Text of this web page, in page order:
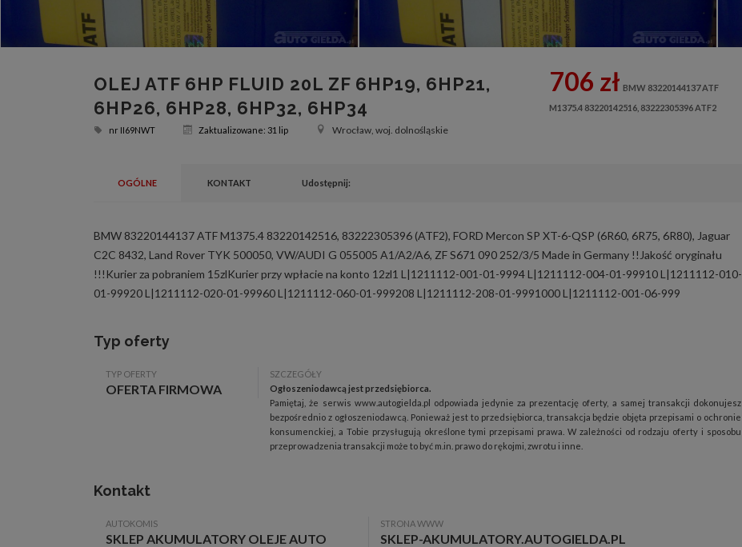
OLEJ ATF 6HP FLUID 20L ZF 6HP19, 6HP21,
6HP26, 6HP28, 6HP32, 6HP34
nr II69NWT Zaktualizowane: 31 lip Wrocław, woj. dolnośląskie
706 zł BMW 83220144137 ATF
M1375.4 83220142516, 83222305396 ATF2
OGÓLNE KONTAKT Udostępnij:
BMW 83220144137 ATF M1375.4 83220142516, 83222305396 (ATF2), FORD Mercon SP XT-6-QSP (6R60, 6R75, 6R80), Jaguar
C2C 8432, Land Rover TYK 500050, VW/AUDI G 055005 A1/A2/A6, ZF S671 090 252/3/5 Made in Germany !!Jakość oryginału
!!!Kurier za pobraniem 15zlKurier przy wpłacie na konto 12zl1 L|1211112-001-01-9994 L|1211112-004-01-99910 L|1211112-010-
01-99920 L|1211112-020-01-99960 L|1211112-060-01-999208 L|1211112-208-01-9991000 L|1211112-001-06-999
Typ oferty
TYP OFERTY
OFERTA FIRMOWA
SZCZEGÓŁY
Ogłoszeniodawcą jest przedsiębiorca.
Pamiętaj, że serwis www.autogielda.pl odpowiada jedynie za prezentację oferty, a samej transakcji dokonujesz
bezpośrednio z ogłoszeniodawcą. Ponieważ jest to przedsiębiorca, transakcja będzie objęta przepisami o ochronie
konsumenckiej, a Tobie przysługują określone tymi przepisami prawa. W zależności od rodzaju oferty i sposobu
przeprowadzenia transakcji może to być m.in. prawo do rękojmi, zwrotu i inne.
Kontakt
AUTOKOMIS
SKLEP AKUMULATORY OLEJE AUTO
STRONA WWW
SKLEP-AKUMULATORY.AUTOGIELDA.PL